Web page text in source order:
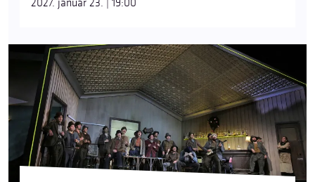
2027. január 23. | 19:00